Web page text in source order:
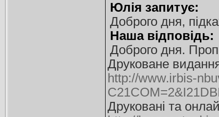
Юлія запитує:
Доброго дня,
Наша відповідь:
Доброго дня.
Друковане
http://www.irbis-
Друковані та